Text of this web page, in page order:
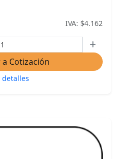
IVA: $4.162
Cotización
detalles